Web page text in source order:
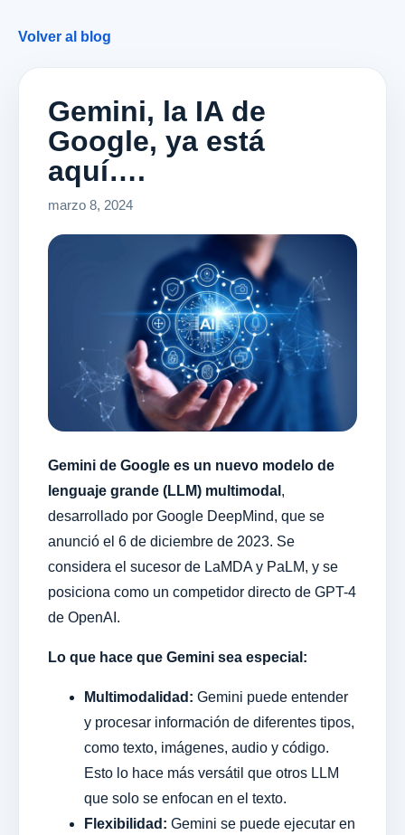
Volver al blog
Gemini, la IA de
Google, ya está
aquí….
marzo 8, 2024
Gemini de Google es un nuevo modelo de
lenguaje grande (LLM) multimodal ,
desarrollado por Google DeepMind, que se
anunció el 6 de diciembre de 2023. Se
considera el sucesor de LaMDA y PaLM, y se
posiciona como un competidor directo de GPT-4
de OpenAI.
Lo que hace que Gemini sea especial:
Multimodalidad: Gemini puede entender
y procesar información de diferentes tipos,
como texto, imágenes, audio y código.
Esto lo hace más versátil que otros LLM
que solo se enfocan en el texto.
Flexibilidad: Gemini se puede ejecutar en